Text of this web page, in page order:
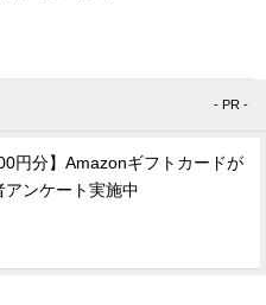
- PR -
円分】Amazonギフトカードが
アンケート実施中